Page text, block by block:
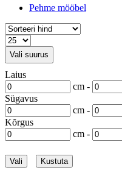
Pehme mööbel
Vali suurus
Laius
cm -
Sügavus
cm -
Kõrgus
cm -
Vali Kustuta